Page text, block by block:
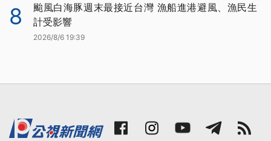
8
颱風白海豚週末最接近台灣 漁船進港避風、漁民生
計受影響
2026/8/6 19:39